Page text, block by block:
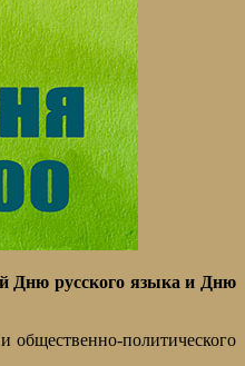
Дню русского языка и Дню
общественно-политического